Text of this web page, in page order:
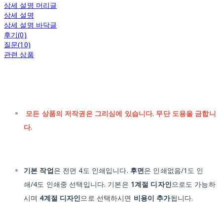
상세 설명 머리글
상세 설명
상세 설명 바닥글
후기(0)
질문(10)
관련 상품
모든 상품의 저작권은 그리심에 있습니다. 무단 도용을 금합니
다.
기본 작업은 전면 4도 인쇄입니다. 후면은 인쇄없음/1도 인
쇄/4도 인쇄중 선택입니다. 기본은 1계절 디자인으로도 가능하
시며 4계절 디자인으로 선택하시면 비용이 추가됩니다.